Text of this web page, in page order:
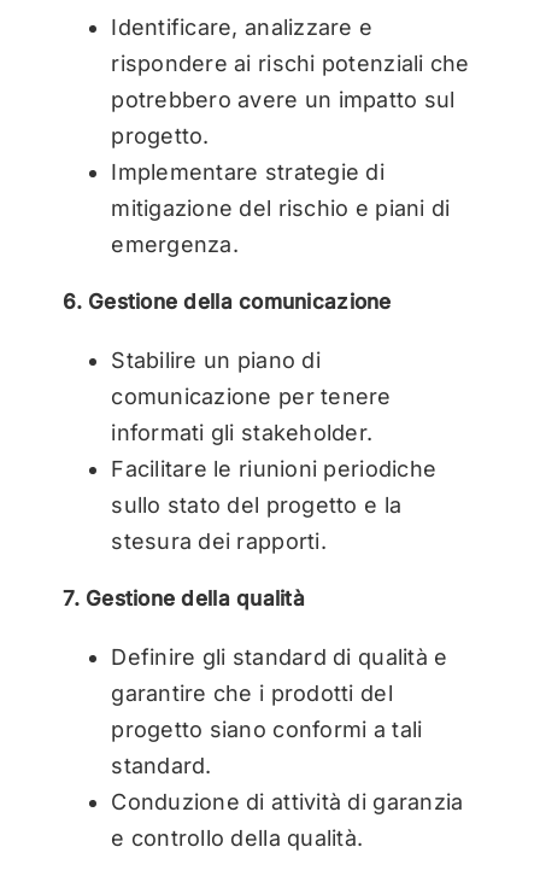
Identificare, analizzare e
rispondere ai rischi potenziali che
potrebbero avere un impatto sul
progetto.
Implementare strategie di
mitigazione del rischio e piani di
emergenza.
6. Gestione della comunicazione
Stabilire un piano di
comunicazione per tenere
informati gli stakeholder.
Facilitare le riunioni periodiche
sullo stato del progetto e la
stesura dei rapporti.
7. Gestione della qualità
Definire gli standard di qualità e
garantire che i prodotti del
progetto siano conformi a tali
standard.
Conduzione di attività di garanzia
e controllo della qualità.